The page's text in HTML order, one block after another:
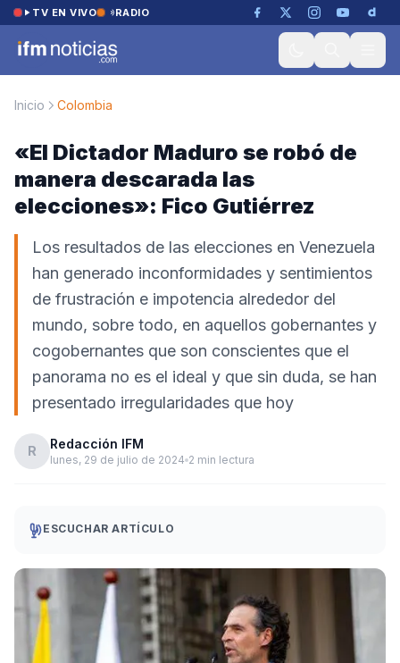
Saltar al contenido
TV EN VIVO RADIO
Inicio Colombia
«El Dictador Maduro se robó de
manera descarada las
elecciones»: Fico Gutiérrez
Los resultados de las elecciones en Venezuela
han generado inconformidades y sentimientos
de frustración e impotencia alrededor del
mundo, sobre todo, en aquellos gobernantes y
cogobernantes que son conscientes que el
panorama no es el ideal y que sin duda, se han
presentado irregularidades que hoy
R Redacción IFM
lunes, 29 de julio de 2024 2 min lectura
ESCUCHAR ARTÍCULO